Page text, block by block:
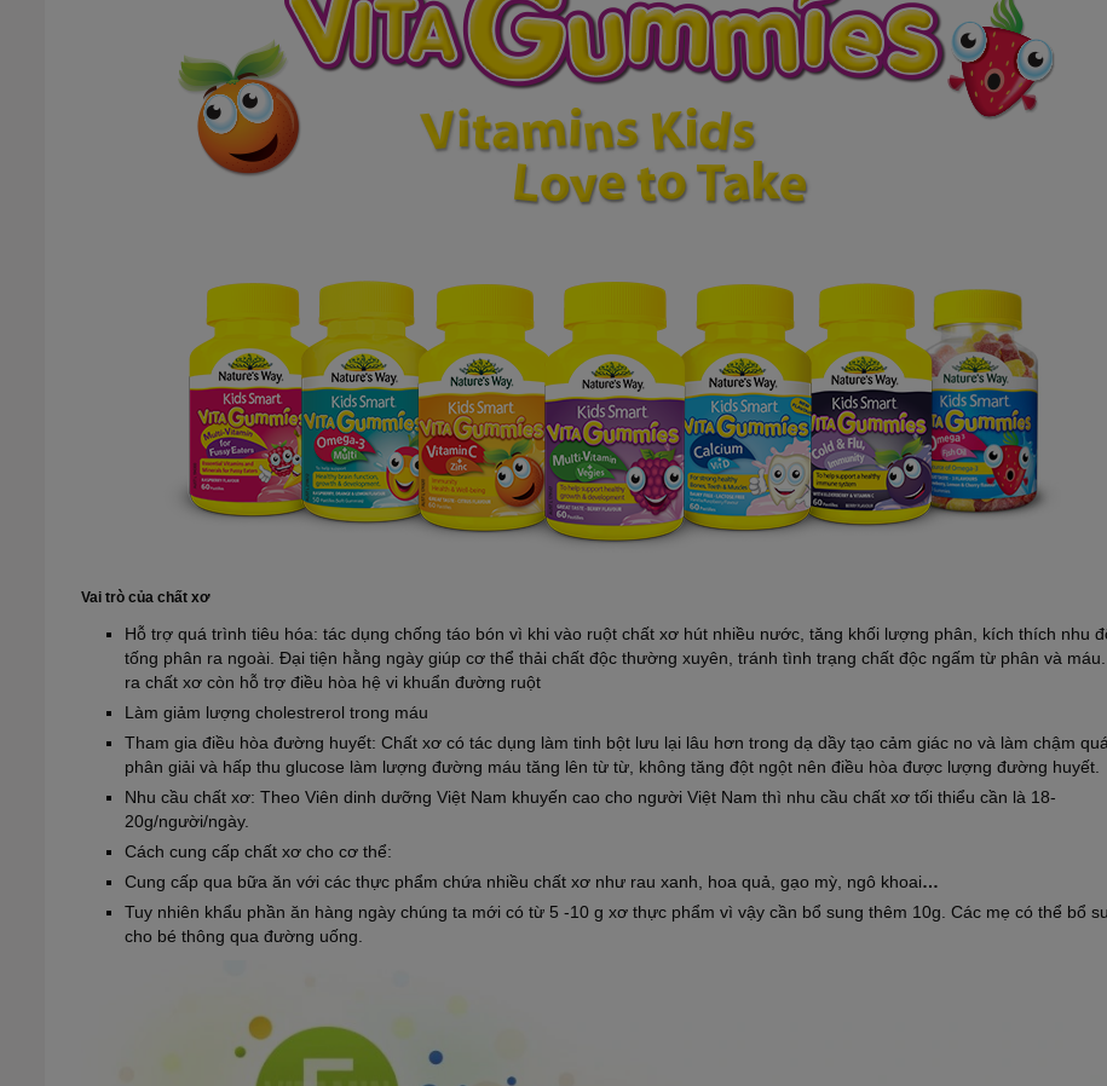
Vai trò của chất xơ
Hỗ trợ quá trình tiêu hóa: tác dụng chống táo bón vì khi vào ruột chất xơ hút nhiều nước, tăng khối lượng phân, kích thích nhu
tống phân ra ngoài. Đại tiện hằng ngày giúp cơ thể thải chất độc thường xuyên, tránh tình trạng chất độc ngấm từ phân và
ra chất xơ còn hỗ trợ điều hòa hệ vi khuẩn đường ruột
Làm giảm lượng cholestrerol trong máu
Tham gia điều hòa đường huyết: Chất xơ có tác dụng làm tinh bột lưu lại lâu hơn trong dạ dầy tạo cảm giác no và làm chậm
phân giải và hấp thu glucose làm lượng đường máu tăng lên từ từ, không tăng đột ngột nên điều hòa được lượng đường huyết.
Nhu cầu chất xơ: Theo Viên dinh dưỡng Việt Nam khuyến cao cho người Việt Nam thì nhu cầu chất xơ tối thiểu cần là 18-
20g/người/ngày.
Cách cung cấp chất xơ cho cơ thể:
Cung cấp qua bữa ăn với các thực phẩm chứa nhiều chất xơ như rau xanh, hoa quả, gạo mỳ, ngô khoai…
Tuy nhiên khẩu phần ăn hàng ngày chúng ta mới có từ 5 -10 g xơ thực phẩm vì vậy cần bổ sung thêm 10g. Các mẹ có thể bổ
cho bé thông qua đường uống.